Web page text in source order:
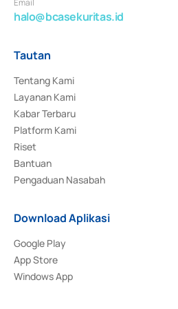
halo@bcasekuritas.id
Tautan
Tentang Kami
Layanan Kami
Kabar Terbaru
Platform Kami
Riset
Bantuan
Pengaduan Nasabah
Download Aplikasi
Google Play
App Store
Windows App